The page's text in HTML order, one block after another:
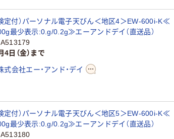
定付）パーソナル電子天びん＜地区4＞EW-600i-K≪
最少表示:0.g/0.2g≫エーアンドデイ（直送品）
A513179
4日（金）まで
式会社エー・アンド・デイ
定付）パーソナル電子天びん＜地区5＞EW-600i-K≪
最少表示:0.g/0.2g≫エーアンドデイ（直送品）
A513180